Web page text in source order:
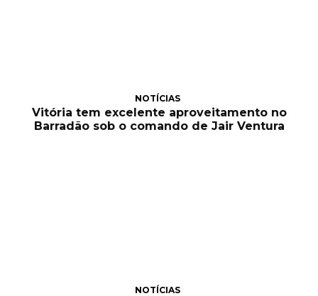
NOTÍCIAS
Vitória tem excelente aproveitamento no
Barradão sob o comando de Jair Ventura
NOTÍCIAS